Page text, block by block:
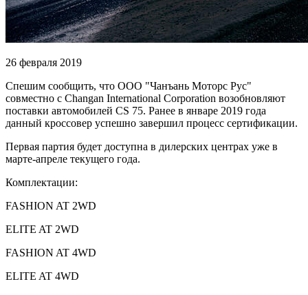
26 февраля 2019
Спешим сообщить, что ООО "Чанъань Моторс Рус"
совместно с Changan International Corporation возобновляют
поставки автомобилей CS 75. Ранее в январе 2019 года
данный кроссовер успешно завершил процесс сертификации.
Первая партия будет доступна в дилерских центрах уже в
марте-апреле текущего года.
Комплектации:
FASHION AT 2WD
ELITE AT 2WD
FASHION AT 4WD
ELITE AT 4WD